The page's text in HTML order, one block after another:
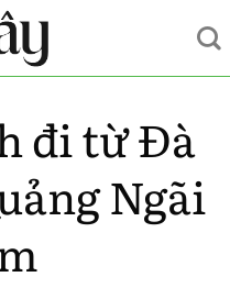
đi từ Đà
Ngãi